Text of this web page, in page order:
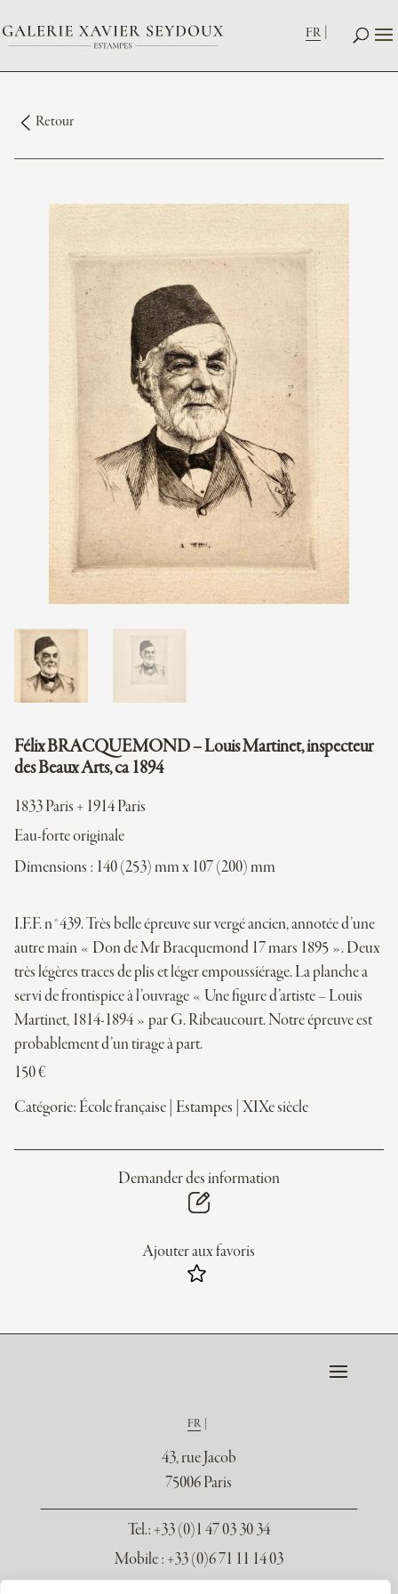
FR
Retour
Félix BRACQUEMOND – Louis Martinet, inspecteur
des Beaux Arts, ca 1894
1833 Paris + 1914 Paris
Eau-forte originale
Dimensions : 140 (253) mm x 107 (200) mm
I.F.F. n°439. Très belle épreuve sur vergé ancien, annotée d’une
autre main « Don de Mr Bracquemond 17 mars 1895 ». Deux
très légères traces de plis et léger empoussiérage. La planche a
servi de frontispice à l’ouvrage « Une figure d’artiste – Louis
Martinet, 1814-1894 » par G. Ribeaucourt. Notre épreuve est
probablement d’un tirage à part.
150€
Catégorie: École française Estampes XIXe siècle
Demander des information
Ajouter aux favoris
FR
43, rue Jacob
75006 Paris
Tel.: +33 (0)1 47 03 30 34
Mobile : +33 (0)6 71 11 14 03